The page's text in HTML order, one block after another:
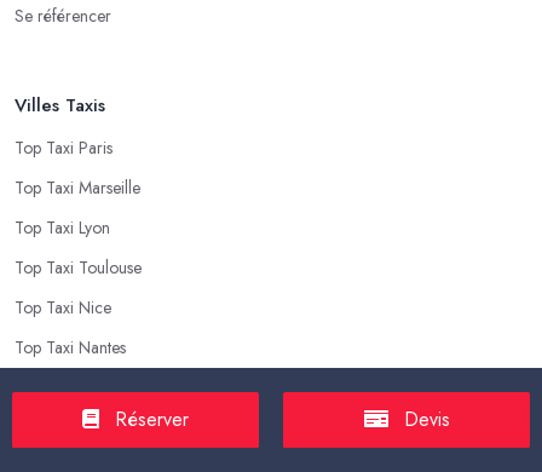
Se référencer
Villes Taxis
Top Taxi Paris
Top Taxi Marseille
Top Taxi Lyon
Top Taxi Toulouse
Top Taxi Nice
Top Taxi Nantes
Top Taxis
Réserver Devis